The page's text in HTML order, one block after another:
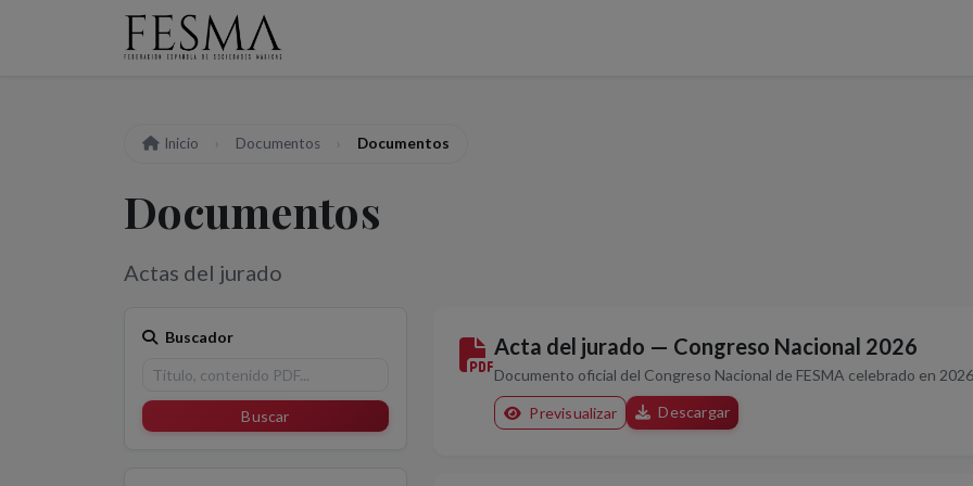
Inicio Documentos Documentos
Documentos
Actas del jurado
Buscador
Buscar
Acta del jurado — Congreso Nacional 2026
Documento oficial del Congreso Nacional de FESMA celebrado en
Previsualizar Descargar